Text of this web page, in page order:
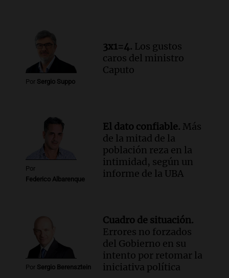
Episodios
Audio.
Trágico siniestro vial en Salta:
mujer pierde la vida en accidente en
circunvalación Oeste
Panorama Federal
como enfermedad laboral tras el
fallecimiento de un docente
Panorama Federal
Episodios
Por Sergio Suppo
3x1=4. Los gustos
caros del ministro
Caputo
Por
Federico Albarenque
El dato confiable. Más
de la mitad de la
población reza en la
intimidad, según un
informe de la UBA
Por Sergio Berensztein
Cuadro de situación.
Errores no forzados
del Gobierno en su
intento por retomar la
iniciativa política